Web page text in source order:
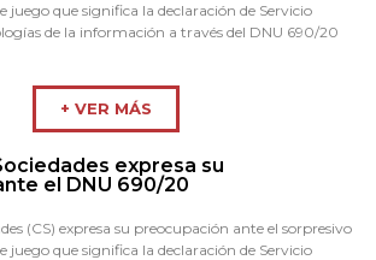
juego que significa la declaración de Servicio
de la información a través del DNU 690/20
+ VER MÁS
expresa su
el DNU 690/20
(CS) expresa su preocupación ante el sorpresivo
juego que significa la declaración de Servicio